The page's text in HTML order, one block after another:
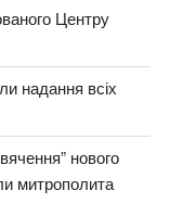
Центру
надання всіх
нового
митрополита